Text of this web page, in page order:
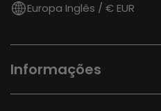
Europa Inglês / € EUR
Informações